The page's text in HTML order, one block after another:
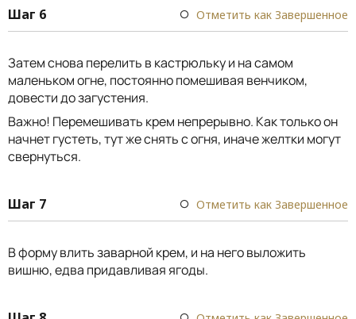
Шаг 6 Отметить как Завершенное
Затем снова перелить в кастрюльку и на самом
маленьком огне, постоянно помешивая венчиком,
довести до загустения.
Важно! Перемешивать крем непрерывно. Как только он
начнет густеть, тут же снять с огня, иначе желтки могут
свернуться.
Шаг 7 Отметить как Завершенное
В форму влить заварной крем, и на него выложить
вишню, едва придавливая ягоды.